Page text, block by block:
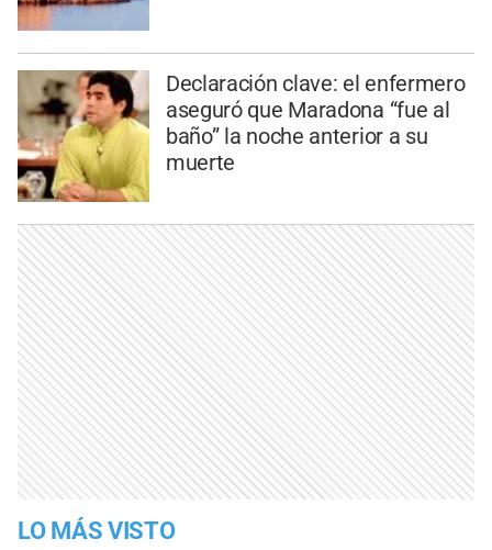
Declaración clave: el enfermero
aseguró que Maradona “fue al
baño” la noche anterior a su
muerte
LO MÁS VISTO